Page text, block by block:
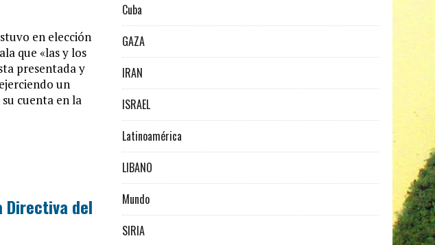
en elección
que «las y los
presentada y
un
cuenta en la
Directiva del
Cuba
GAZA
IRAN
ISRAEL
Latinoamérica
LIBANO
Mundo
SIRIA